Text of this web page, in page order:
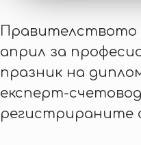
Правителството
април за
празник на
експерт-
регистрираните